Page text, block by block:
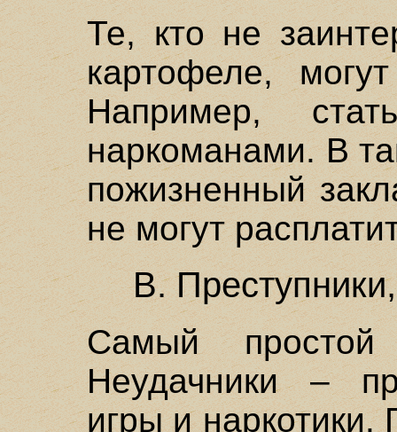
Те, кто не
картофеле,
Например,
наркоманами. В
пожизненный
не могут
В.
Самый
Неудачники –
игры и наркотики.